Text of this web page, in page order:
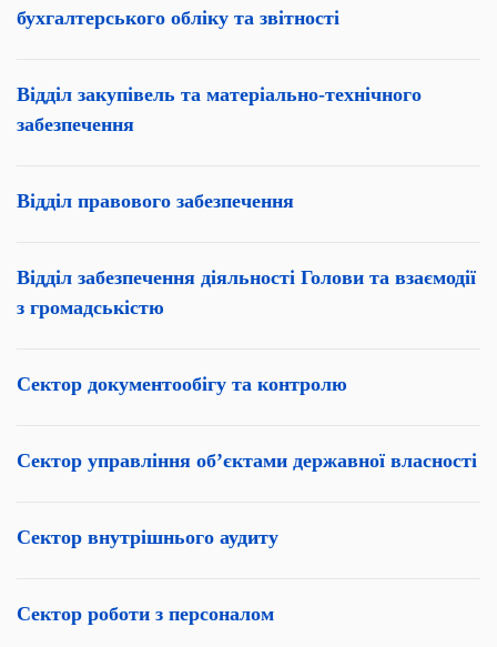
бухгалтерського обліку та звітності
Відділ закупівель та матеріально-технічного
забезпечення
Відділ правового забезпечення
Відділ забезпечення діяльності Голови та взаємодії
з громадськістю
Сектор документообігу та контролю
Сектор управління об’єктами державної власності
Сектор внутрішнього аудиту
Сектор роботи з персоналом